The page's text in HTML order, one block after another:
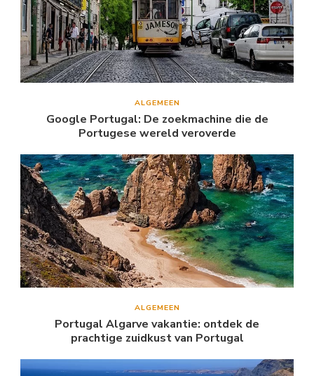
ALGEMEEN
Google Portugal: De zoekmachine die de
Portugese wereld veroverde
ALGEMEEN
Portugal Algarve vakantie: ontdek de
prachtige zuidkust van Portugal